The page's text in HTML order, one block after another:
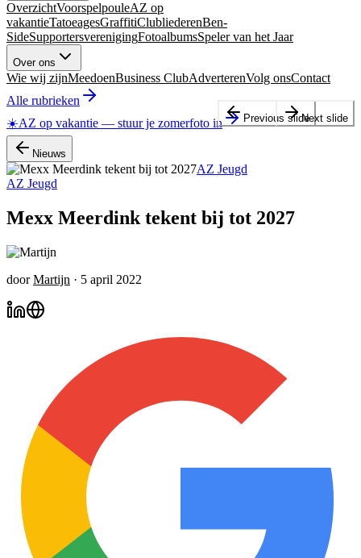
OverzichtVoorspelpouleAZ op
vakantieTatoeagesGraffitiClubliederenBen-
SideSupportersverenigingFotoalbumsSpeler van het Jaar
Over ons
Wie wij zijnMeedoenBusiness ClubAdverterenVolg onsContact
Alle rubrieken
☀️AZ op vakantie — stuur je zomerfoto in
Nieuws
AZ Jeugd
AZ Jeugd
Mexx Meerdink tekent bij tot 2027
door Martijn · 5 april 2022
Previous slideNext slide